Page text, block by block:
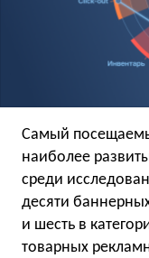
Самый
наиболее
среди
десяти
и шесть в
товарных